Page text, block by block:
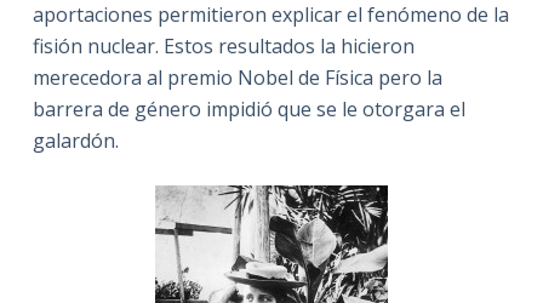
aportaciones permitieron explicar el fenómeno de la
fisión nuclear. Estos resultados la hicieron
merecedora al premio Nobel de Física pero la
barrera de género impidió que se le otorgara el
galardón.